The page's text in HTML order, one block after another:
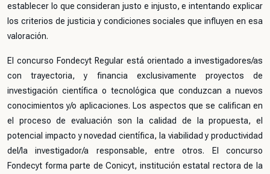
establecer lo que consideran justo e injusto, e intentando explicar
los criterios de justicia y condiciones sociales que influyen en esa
valoración.
El concurso Fondecyt Regular está orientado a investigadores/as
con trayectoria, y financia exclusivamente proyectos de
investigación científica o tecnológica que conduzcan a nuevos
conocimientos y/o aplicaciones. Los aspectos que se califican en
el proceso de evaluación son la calidad de la propuesta, el
potencial impacto y novedad científica, la viabilidad y productividad
del/la investigador/a responsable, entre otros. El concurso
Fondecyt forma parte de Conicyt, institución estatal rectora de la